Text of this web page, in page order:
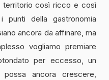
territorio così ricco e così
della gastronomia
ancora da affinare, ma
vogliamo premiare
per eccesso, un
ancora crescere,